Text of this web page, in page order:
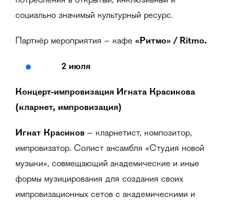
социально значимый культурный ресурс.
Партнёр мероприятия – кафе «Ритмо» / Ritmo.
2 июля
Концерт-импровизация Игната Красикова
(кларнет, импровизация)
Игнат Красиков – кларнетист, композитор,
импровизатор. Солист ансамбля «Студия новой
музыки», совмещающий академические и иные
формы музицирования для создания своих
импровизационных сетов с академическими и